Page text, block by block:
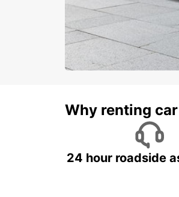
Why renting
24 hour roadside